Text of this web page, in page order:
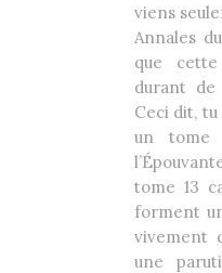
viens
Annales
que
durant de
Ceci dit,
un tome
tome 13
forment
vivement
une